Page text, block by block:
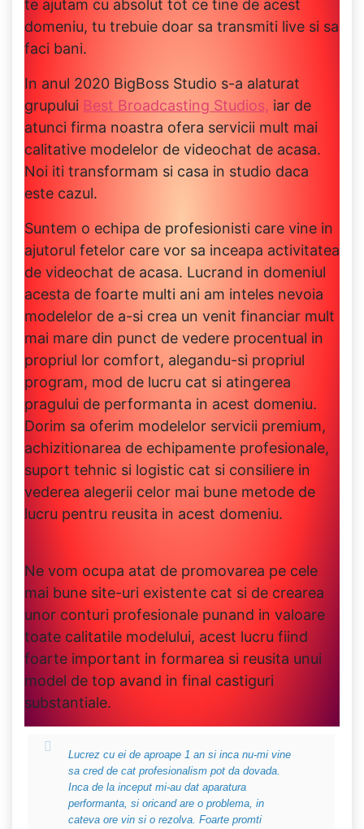
te ajutam cu absolut tot ce tine de acest
domeniu, tu trebuie doar sa transmiti live si sa
faci bani.
In anul 2020 BigBoss Studio s-a alaturat
grupului Best Broadcasting Studios, iar de
atunci firma noastra ofera servicii mult mai
calitative modelelor de videochat de acasa.
Noi iti transformam si casa in studio daca
este cazul.
Suntem o echipa de profesionisti care vine in
ajutorul fetelor care vor sa inceapa activitatea
de videochat de acasa. Lucrand in domeniul
acesta de foarte multi ani am inteles nevoia
modelelor de a-si crea un venit financiar mult
mai mare din punct de vedere procentual in
propriul lor comfort, alegandu-si propriul
program, mod de lucru cat si atingerea
pragului de performanta in acest domeniu.
Dorim sa oferim modelelor servicii premium,
achizitionarea de echipamente profesionale,
suport tehnic si logistic cat si consiliere in
vederea alegerii celor mai bune metode de
lucru pentru reusita in acest domeniu.
Ne vom ocupa atat de promovarea pe cele
mai bune site-uri existente cat si de crearea
unor conturi profesionale punand in valoare
toate calitatile modelului, acest lucru fiind
foarte important in formarea si reusita unui
model de top avand in final castiguri
substantiale.
Lucrez cu ei de aproape 1 an si inca nu-mi vine
sa cred de cat profesionalism pot da dovada.
Inca de la inceput mi-au dat aparatura
performanta, si oricand are o problema, in
cateva ore vin si o rezolva. Foarte promti